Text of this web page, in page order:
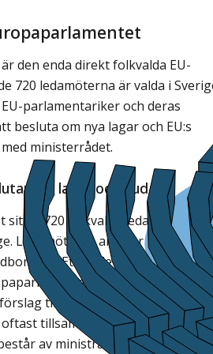
den enda direkt folkvalda EU-
720 ledamöterna är valda i
parlamentariker och deras
besluta om nya lagar och EU:s
ministerrådet.
om lagar och budget
sitter 720 folkvalda ledamöter. 21
Ledamöterna arbetar på
Ett av de viktigaste
är att ta beslut om
till nya EU-lagar. Det gör
tillsammans med
av ministrar från EU-